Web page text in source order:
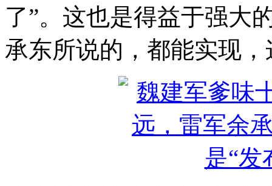
了”。这也是得益于强大
承东所说的，都能实现